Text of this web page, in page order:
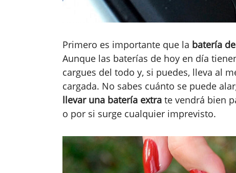
Primero es importante que la batería
Aunque las baterías de hoy en día
cargues del todo y, si puedes, lleva al
cargada. No sabes cuánto se puede
llevar una batería extra te vendrá bien
o por si surge cualquier imprevisto.